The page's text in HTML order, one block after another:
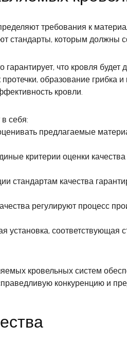
требования к
стандарты, которым должны
гарантирует, что кровля
образование
кровли.
себя:
предлагаемые
критерии оценки
стандартам качества
регулируют процесс
установка, соответствующая
кровельных систем
конкуренцию и